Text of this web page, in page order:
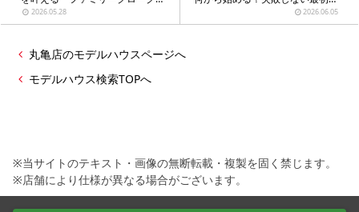
の魅力とは？
2026.05.28
3ステップ
2026.06.05
丸亀店のモデルハウスページへ
モデルハウス検索TOPへ
※当サイトのテキスト・画像の無断転載・複製を固く禁じます。
※店舗により仕様が異なる場合がございます。